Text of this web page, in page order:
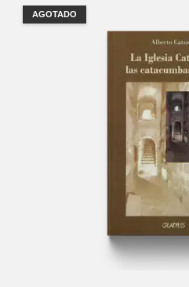
AGOTADO